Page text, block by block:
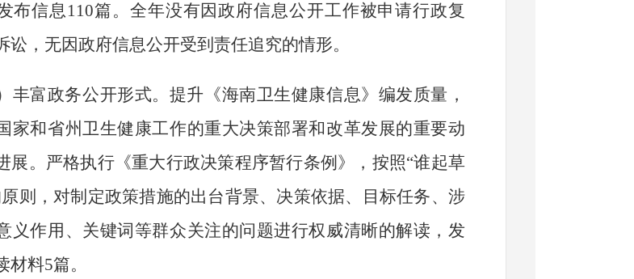
布信息110篇。全年没有因政府信息公开工作被申请行政复
讼，无因政府信息公开受到责任追究的情形。
丰富政务公开形式。提升《海南卫生健康信息》编发质量，
家和省州卫生健康工作的重大决策部署和改革发展的重要动
展。严格执行《重大行政决策程序暂行条例》，按照“谁起草
则，对制定政策措施的出台背景、决策依据、目标任务、涉
义作用、关键词等群众关注的问题进行权威清晰的解读，发
材料5篇。